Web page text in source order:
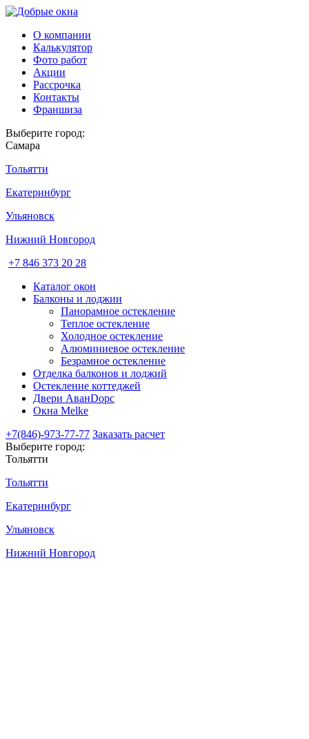
О компании
Калькулятор
Фото работ
Акции
Рассрочка
Контакты
Франшиза
Выберите город:
Самара
Тольятти
Екатеринбург
Ульяновск
Нижний Новгород
+7 846 373 20 28
Каталог окон
Балконы и лоджии
Панорамное остекление
Теплое остекление
Холодное остекление
Алюминиевое остекление
Безрамное остекление
Отделка балконов и лоджий
Остекление коттеджей
Двери АванDорс
Окна Melke
+7(846)-973-77-77 Заказать расчет
Выберите город:
Тольятти
Тольятти
Екатеринбург
Ульяновск
Нижний Новгород